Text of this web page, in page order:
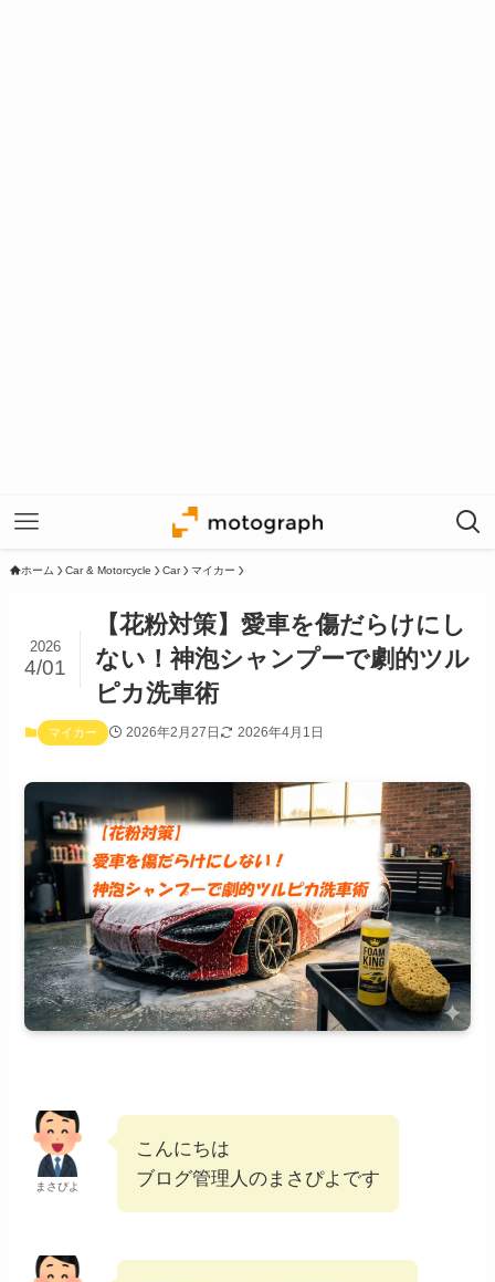
ホーム Car & Motorcycle Car マイカー
【花粉対策】愛車を傷だらけにし
ない！神泡シャンプーで劇的ツル
ピカ洗車術
2026
4/01
マイカー 2026年2月27日 2026年4月1日
まさぴよ
こんにちは
ブログ管理人のまさぴよです